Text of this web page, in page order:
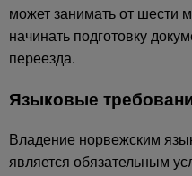
может занимать от шести
начинать подготовку
переезда.
Языковые
Владение норвежским
является обязательным